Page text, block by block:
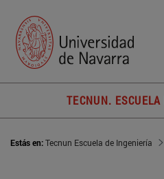
TECNUN.
Estás en:Tecnun Escuela de Ingeniería